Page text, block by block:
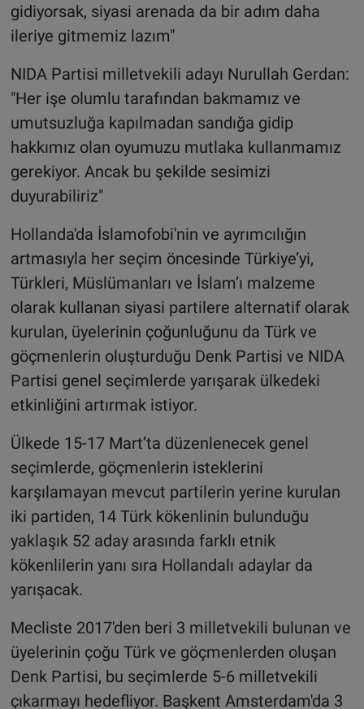
gidiyorsak, siyasi arenada da bir adım daha
ileriye gitmemiz lazım"
NIDA Partisi milletvekili adayı Nurullah Gerdan:
"Her işe olumlu tarafından bakmamız ve
umutsuzluğa kapılmadan sandığa gidip
hakkımız olan oyumuzu mutlaka kullanmamız
gerekiyor. Ancak bu şekilde sesimizi
duyurabiliriz"
Hollanda'da İslamofobi'nin ve ayrımcılığın
artmasıyla her seçim öncesinde Türkiye’yi,
Türkleri, Müslümanları ve İslam’ı malzeme
olarak kullanan siyasi partilere alternatif olarak
kurulan, üyelerinin çoğunluğunu da Türk ve
göçmenlerin oluşturduğu Denk Partisi ve NIDA
Partisi genel seçimlerde yarışarak ülkedeki
etkinliğini artırmak istiyor.
Ülkede 15-17 Mart’ta düzenlenecek genel
seçimlerde, göçmenlerin isteklerini
karşılamayan mevcut partilerin yerine kurulan
iki partiden, 14 Türk kökenlinin bulunduğu
yaklaşık 52 aday arasında farklı etnik
kökenlilerin yanı sıra Hollandalı adaylar da
yarışacak.
Mecliste 2017'den beri 3 milletvekili bulunan ve
üyelerinin çoğu Türk ve göçmenlerden oluşan
Denk Partisi, bu seçimlerde 5-6 milletvekili
çıkarmayı hedefliyor. Başkent Amsterdam'da 3